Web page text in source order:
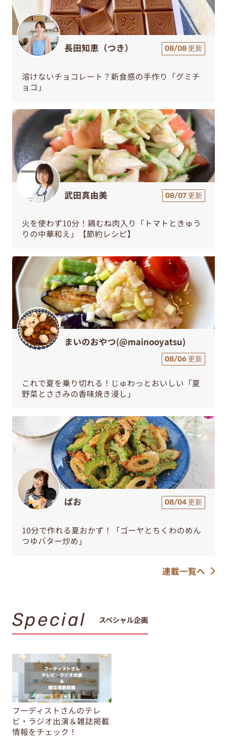
長田知恵（つき） 08/08 更新
溶けないチョコレート？新食感の手作り「グミチ
ョコ」
武田真由美 08/07 更新
火を使わず10分！鶏むね肉入り「トマトときゅう
りの中華和え」【節約レシピ】
まいのおやつ(@mainooyatsu)
08/06 更新
これで夏を乗り切れる！じゅわっとおいしい「夏
野菜とささみの香味焼き浸し」
ぱお 08/04 更新
10分で作れる夏おかず！「ゴーヤとちくわのめん
つゆバター炒め」
連載一覧へ
Special スペシャル企画
フーディストさんのテレ
ビ・ラジオ出演＆雑誌掲載
情報をチェック！